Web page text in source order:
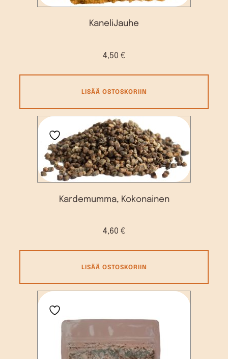
KaneliJauhe
4,50 €
LISÄÄ OSTOSKORIIN
Kardemumma, Kokonainen
4,60 €
LISÄÄ OSTOSKORIIN